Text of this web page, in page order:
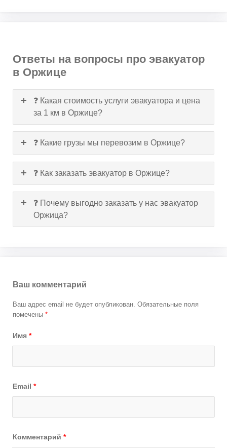
Ответы на вопросы про эвакуатор
в Оржице
❓ Какая стоимость услуги эвакуатора и цена
за 1 км в Оржице?
❓ Какие грузы мы перевозим в Оржице?
❓ Как заказать эвакуатор в Оржице?
❓ Почему выгодно заказать у нас эвакуатор
Оржица?
Ваш комментарий
Ваш адрес email не будет опубликован. Обязательные поля
помечены *
Имя *
Email *
Комментарий *